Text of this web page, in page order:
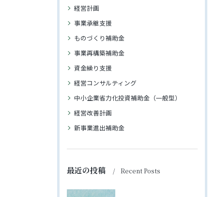
経営計画
事業承継支援
ものづくり補助金
事業再構築補助金
資金繰り支援
経営コンサルティング
中小企業省力化投資補助金（一般型）
経営改善計画
新事業進出補助金
最近の投稿 Recent Posts